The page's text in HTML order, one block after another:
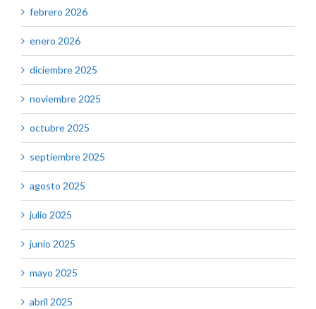
febrero 2026
enero 2026
diciembre 2025
noviembre 2025
octubre 2025
septiembre 2025
agosto 2025
julio 2025
junio 2025
mayo 2025
abril 2025